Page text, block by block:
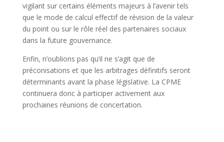
vigilant sur certains éléments majeurs à l’avenir tels
que le mode de calcul effectif de révision de la valeur
du point ou sur le rôle réel des partenaires sociaux
dans la future gouvernance.
Enfin, n’oublions pas qu’il ne s’agit que de
préconisations et que les arbitrages définitifs seront
déterminants avant la phase législative. La CPME
continuera donc à participer activement aux
prochaines réunions de concertation.